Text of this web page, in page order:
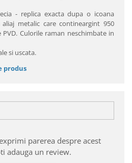
- replica exacta dupa o icoana
metalic care contineargint 950
Culorile raman neschimbate in
si uscata.
produs
parerea despre acest
adauga un review.